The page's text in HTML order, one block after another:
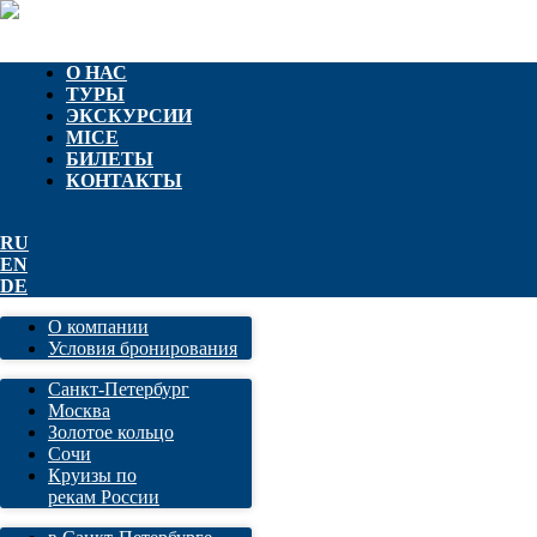
О НАС
ТУРЫ
ЭКСКУРСИИ
MICE
БИЛЕТЫ
КОНТАКТЫ
RU
EN
DE
О компании
Условия бронирования
Санкт-Петербург
Москва
Золотое кольцо
Сочи
Круизы по
рекам России